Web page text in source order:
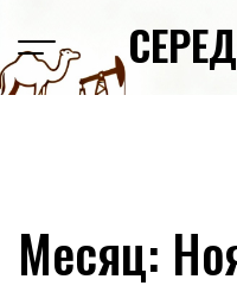
content
Месяц: